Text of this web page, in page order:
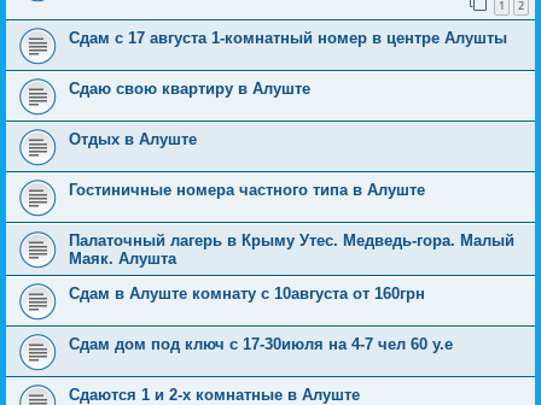
1 2
Сдам с 17 августа 1-комнатный номер в центре Алушты
Сдаю свою квартиру в Алуште
Отдых в Алуште
Гостиничные номера частного типа в Алуште
Палаточный лагерь в Крыму Утес. Медведь-гора. Малый
Маяк. Алушта
Сдам в Алуште комнату с 10августа от 160грн
Сдам дом под ключ с 17-30июля на 4-7 чел 60 у.е
Сдаются 1 и 2-х комнатные в Алуште